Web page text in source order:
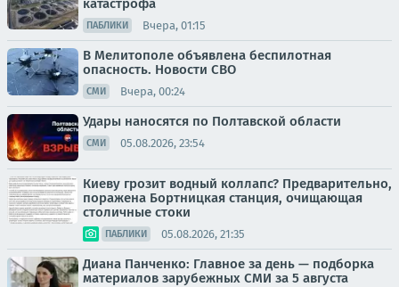
катастрофа
ПАБЛИКИ Вчера, 01:15
В Мелитополе объявлена беспилотная
опасность. Новости СВО
СМИ Вчера, 00:24
Удары наносятся по Полтавской области
СМИ 05.08.2026, 23:54
Киеву грозит водный коллапс? Предварительно,
поражена Бортницкая станция, очищающая
столичные стоки
ПАБЛИКИ 05.08.2026, 21:35
Диана Панченко: Главное за день — подборка
материалов зарубежных СМИ за 5 августа